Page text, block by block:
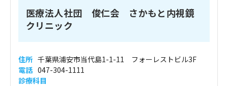
医療法人社団 俊仁会 さかもと内視鏡
クリニック
住所 千葉県浦安市当代島1-1-11 フォーレストビル3F
電話 047-304-1111
診療科目